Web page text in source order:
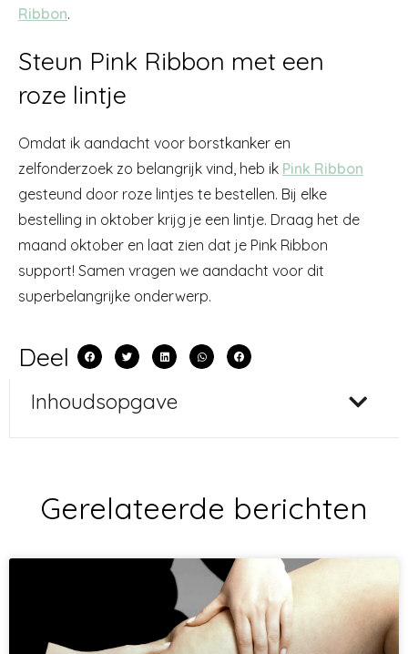
Ribbon.
Steun Pink Ribbon met een
roze lintje
Omdat ik aandacht voor borstkanker en
zelfonderzoek zo belangrijk vind, heb ik Pink Ribbon
gesteund door roze lintjes te bestellen. Bij elke
bestelling in oktober krijg je een lintje. Draag het de
maand oktober en laat zien dat je Pink Ribbon
support! Samen vragen we aandacht voor dit
superbelangrijke onderwerp.
Deel
Inhoudsopgave
Gerelateerde berichten